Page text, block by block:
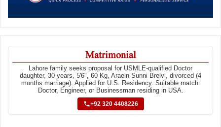
Matrimonial
Lahore family seeks proposal for USMLE-qualified Doctor
daughter, 30 years, 5'6", 60 Kg, Araein Sunni Brelvi, divorced (4
months marriage). Applied for U.S. Residency. Suitable match:
Doctor, Engineer, or Businessman residing in USA.
+92 320 4408226